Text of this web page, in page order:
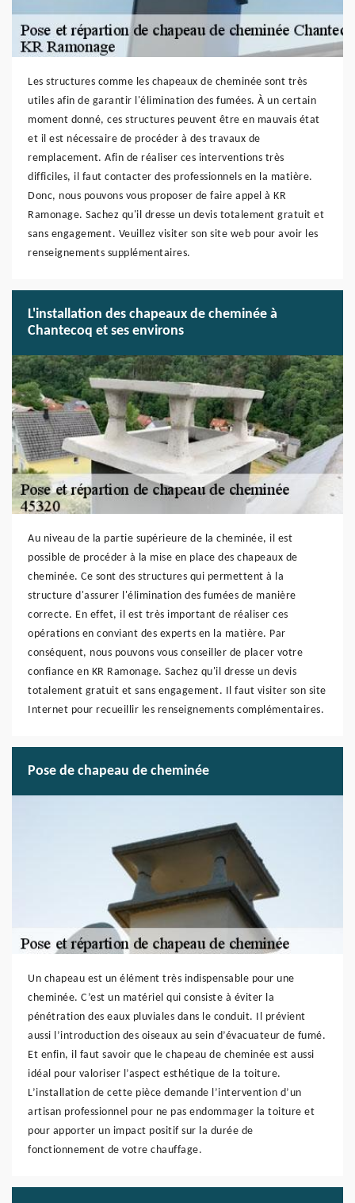
Les structures comme les chapeaux de cheminée sont très
utiles afin de garantir l'élimination des fumées. À un certain
moment donné, ces structures peuvent être en mauvais état
et il est nécessaire de procéder à des travaux de
remplacement. Afin de réaliser ces interventions très
difficiles, il faut contacter des professionnels en la matière.
Donc, nous pouvons vous proposer de faire appel à KR
Ramonage. Sachez qu'il dresse un devis totalement gratuit et
sans engagement. Veuillez visiter son site web pour avoir les
renseignements supplémentaires.
L'installation des chapeaux de cheminée à
Chantecoq et ses environs
Au niveau de la partie supérieure de la cheminée, il est
possible de procéder à la mise en place des chapeaux de
cheminée. Ce sont des structures qui permettent à la
structure d'assurer l'élimination des fumées de manière
correcte. En effet, il est très important de réaliser ces
opérations en conviant des experts en la matière. Par
conséquent, nous pouvons vous conseiller de placer votre
confiance en KR Ramonage. Sachez qu'il dresse un devis
totalement gratuit et sans engagement. Il faut visiter son site
Internet pour recueillir les renseignements complémentaires.
Pose de chapeau de cheminée
Un chapeau est un élément très indispensable pour une
cheminée. C’est un matériel qui consiste à éviter la
pénétration des eaux pluviales dans le conduit. Il prévient
aussi l’introduction des oiseaux au sein d’évacuateur de fumé.
Et enfin, il faut savoir que le chapeau de cheminée est aussi
idéal pour valoriser l’aspect esthétique de la toiture.
L’installation de cette pièce demande l’intervention d’un
artisan professionnel pour ne pas endommager la toiture et
pour apporter un impact positif sur la durée de
fonctionnement de votre chauffage.